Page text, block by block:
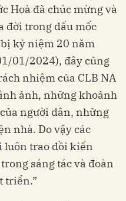
Hoà đã chúc mừng và
đời trong dấu mốc
kỷ niệm 20 năm
01/2024), đây cũng
nhiệm của CLB NA
ảnh, những khoảnh
người dân, những
nhà. Do vậy các
luôn trao dồi kiến
sáng tác và đoàn
triển.”